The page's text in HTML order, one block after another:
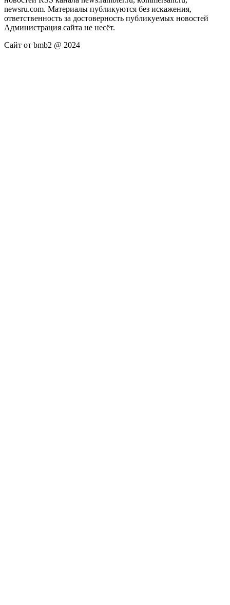
newsru.com. Материалы публикуются без искажения,
ответственность за достоверность публикуемых новостей
Администрация сайта не несёт.
Сайт от bmb2 @ 2024